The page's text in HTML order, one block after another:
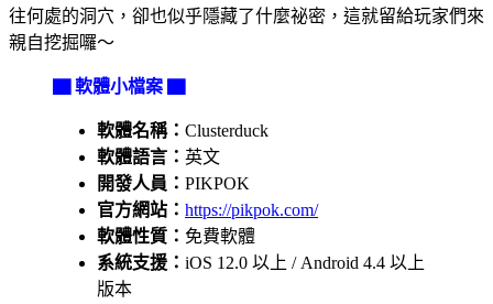
往何處的洞穴，卻也似乎隱藏了什麼祕密，這就留給玩家們來
親自挖掘囉～
▇ 軟體小檔案 ▇
軟體名稱： Clusterduck
軟體語言： 英文
開發人員： PIKPOK
官方網站： https://pikpok.com/
軟體性質： 免費軟體
系統支援： iOS 12.0 以上 / Android 4.4 以上
版本